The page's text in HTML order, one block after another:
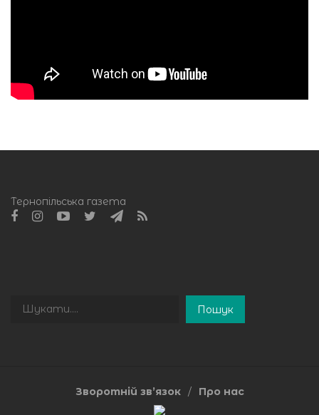
Тернопільська газета
Пошук
Пошук
Зворотній зв’язок Про нас